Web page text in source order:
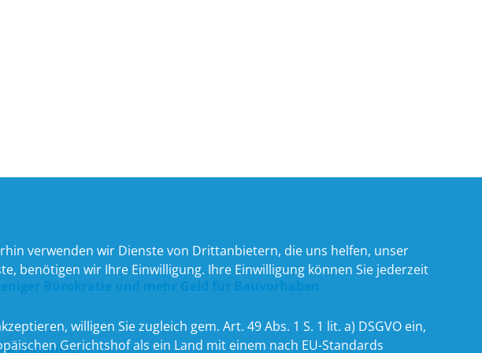
Bürokratie und mehr Geld für Bauvorhaben
verwenden wir Dienste von Drittanbietern, die uns helfen, unser
benötigen wir Ihre Einwilligung. Ihre Einwilligung können Sie jederzeit
willigen Sie zugleich gem. Art. 49 Abs. 1 S. 1 lit. a) DSGVO ein,
Gerichtshof als ein Land mit einem nach EU-Standards